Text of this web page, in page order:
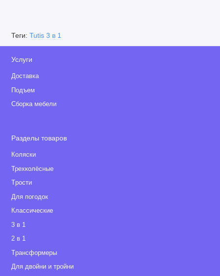
Теги: Tutis 3 в 1
Услуги
Доставка
Подъем
Сборка мебели
Разделы товаров
Коляски
Трехколёсные
Tрости
Для погодок
Классические
3 в 1
2 в 1
Tрансформеры
Для двойни и тройни